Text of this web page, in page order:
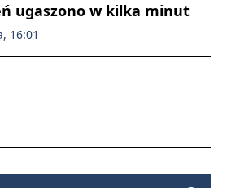
ugaszono w kilka minut
16:01